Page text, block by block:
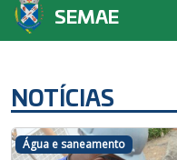
SEMAE
NOTÍCIAS
Água e saneamento